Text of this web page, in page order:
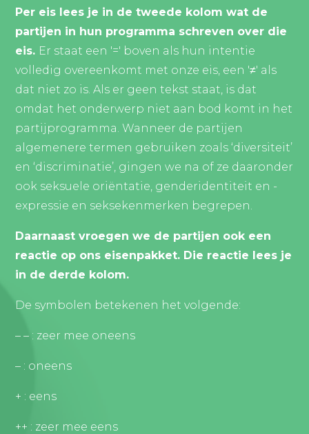
Per eis lees je in de tweede kolom wat de
partijen in hun programma schreven over die
eis. Er staat een '=' boven als hun intentie
volledig overeenkomt met onze eis, een '≠' als
dat niet zo is. Als er geen tekst staat, is dat
omdat het onderwerp niet aan bod komt in het
partijprogramma. Wanneer de partijen
algemenere termen gebruiken zoals ‘diversiteit’
en ‘discriminatie’, gingen we na of ze daaronder
ook seksuele oriëntatie, genderidentiteit en -
expressie en seksekenmerken begrepen.
Daarnaast vroegen we de partijen ook een
reactie op ons eisenpakket. Die reactie lees je
in de derde kolom.
De symbolen betekenen het volgende:
– – : zeer mee oneens
– : oneens
+ : eens
++ : zeer mee eens